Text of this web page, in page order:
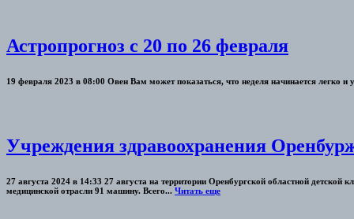
Астропрогноз с 20 по 26 февраля
19 февраля 2023 в 08:00 Овен Вам может показаться, что неделя начинается легко и
Учреждения здравоохранения
27 августа 2024 в 14:33 27 августа на территории Оренбургской областной
медицинской отрасли 91 машину. Всего... Читать еще